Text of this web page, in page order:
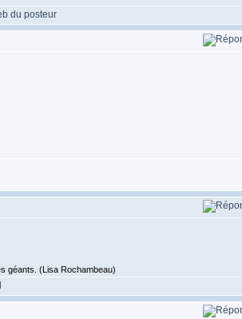
géants. (Lisa Rochambeau)